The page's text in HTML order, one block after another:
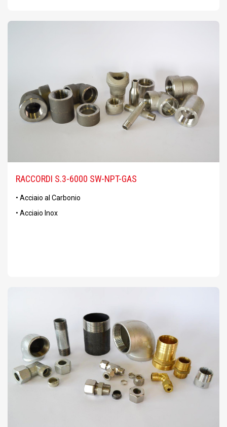
RACCORDI S.3-6000 SW-NPT-GAS
• Acciaio al Carbonio
• Acciaio Inox